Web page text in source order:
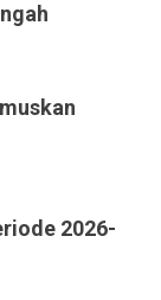
2026-